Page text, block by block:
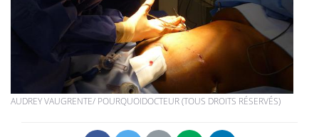
AUDREY VAUGRENTE/ POURQUOIDOCTEUR (TOUS DROITS RÉSERVÉS)